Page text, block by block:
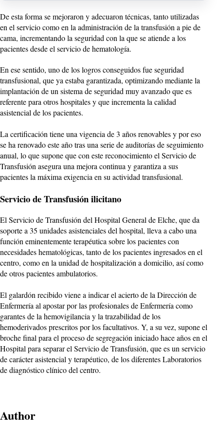
De esta forma se mejoraron y adecuaron técnicas, tanto utilizadas
en el servicio como en la administración de la transfusión a pie de
cama, incrementando la seguridad con la que se atiende a los
pacientes desde el servicio de hematología.
En ese sentido, uno de los logros conseguidos fue seguridad
transfusional, que ya estaba garantizada, optimizando mediante la
implantación de un sistema de seguridad muy avanzado que es
referente para otros hospitales y que incrementa la calidad
asistencial de los pacientes.
La certificación tiene una vigencia de 3 años renovables y por eso
se ha renovado este año tras una serie de auditorías de seguimiento
anual, lo que supone que con este reconocimiento el Servicio de
Transfusión asegura una mejora continua y garantiza a sus
pacientes la máxima exigencia en su actividad transfusional.
Servicio de Transfusión ilicitano
El Servicio de Transfusión del Hospital General de Elche, que da
soporte a 35 unidades asistenciales del hospital, lleva a cabo una
función eminentemente terapéutica sobre los pacientes con
necesidades hematológicas, tanto de los pacientes ingresados en el
centro, como en la unidad de hospitalización a domicilio, así como
de otros pacientes ambulatorios.
El galardón recibido viene a indicar el acierto de la Dirección de
Enfermería al apostar por las profesionales de Enfermería como
garantes de la hemovigilancia y la trazabilidad de los
hemoderivados prescritos por los facultativos. Y, a su vez, supone el
broche final para el proceso de segregación iniciado hace años en el
Hospital para separar el Servicio de Transfusión, que es un servicio
de carácter asistencial y terapéutico, de los diferentes Laboratorios
de diagnóstico clínico del centro.
Author